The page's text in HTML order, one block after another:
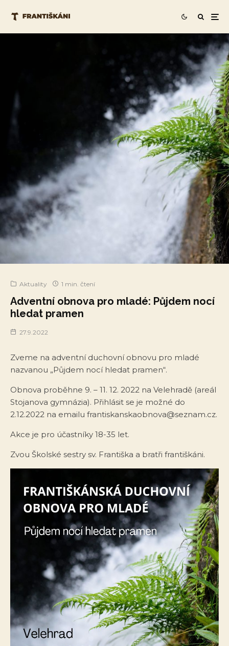
Aktuality 1 min. čtení
Adventní obnova pro mladé: Půjdem nocí
hledat pramen
27.9.2022
Zveme na adventní duchovní obnovu pro mladé
nazvanou „Půjdem nocí hledat pramen“.
Obnova proběhne 9. – 11. 12. 2022 na Velehradě (areál
Stojanova gymnázia). Přihlásit se je možné do
2.12.2022 na emailu frantiskanskaobnova@seznam.cz.
Akce je pro účastníky 18-35 let.
Zvou Školské sestry sv. Františka a bratři františkáni.